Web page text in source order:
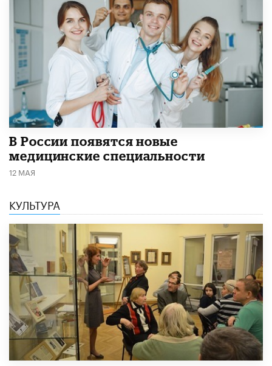
В России появятся новые
медицинские специальности
12 МАЯ
КУЛЬТУРА